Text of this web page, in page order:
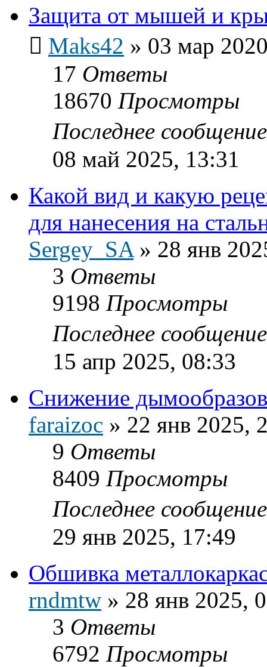
Защита от мышей и
Maks42 » 03 мар
17 Ответы
18670 Просмотры
Последнее
08 май 2025, 13:31
Какой вид и какую
для нанесения на
Sergey_SA» 28 янв
3 Ответы
9198 Просмотры
Последнее
15 апр 2025, 08:33
Снижение
faraizoc » 22 янв 2025,
9 Ответы
8409 Просмотры
Последнее
29 янв 2025, 17:49
Обшивка
rndmtw » 28 янв 2025,
3 Ответы
6792 Просмотры